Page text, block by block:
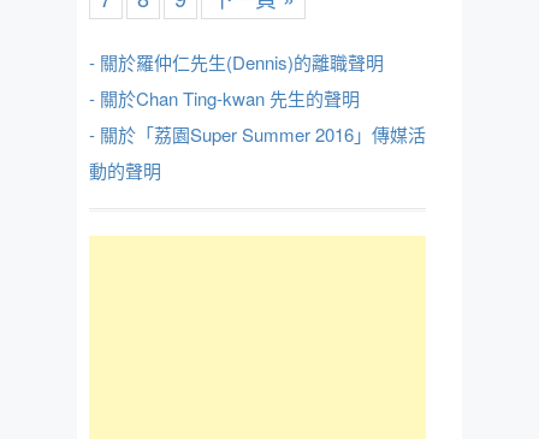
- 關於羅仲仁先生(Dennis)的離職聲明
- 關於Chan Ting-kwan 先生的聲明
- 關於「荔園Super Summer 2016」傳媒活
動的聲明